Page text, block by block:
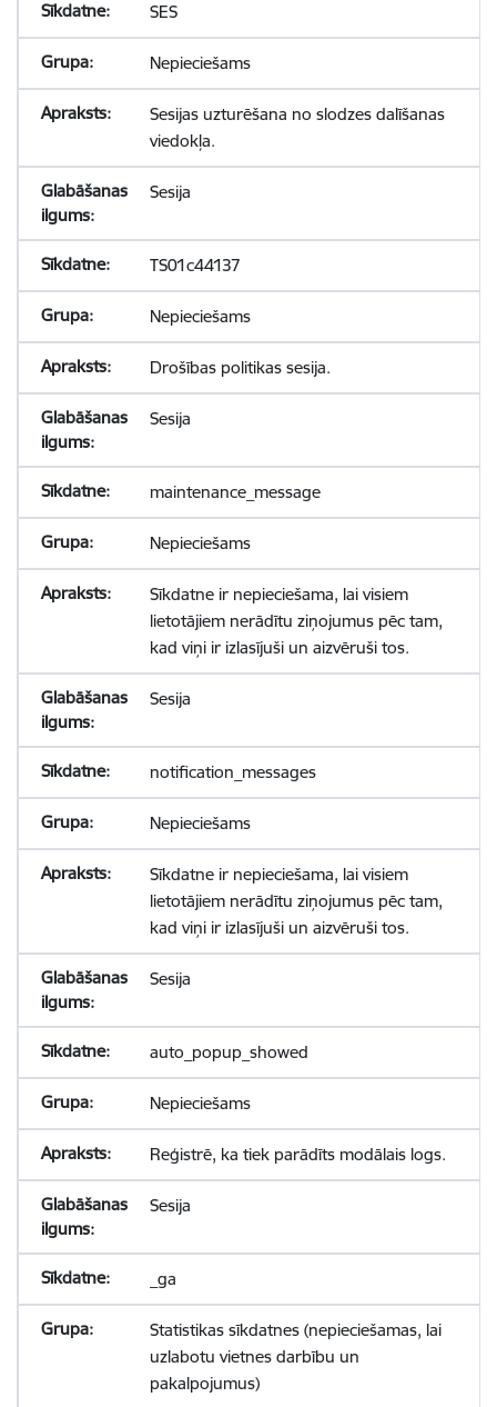
SES
Nepieciešams
Sesijas uzturēšana no slodzes dalīšanas
viedokļa.
Sesija
TS01c44137
Nepieciešams
Drošības politikas sesija.
Sesija
maintenance_message
Nepieciešams
Sīkdatne ir nepieciešama, lai visiem
lietotājiem nerādītu ziņojumus pēc tam,
kad viņi ir izlasījuši un aizvēruši tos.
Sesija
notification_messages
Nepieciešams
Sīkdatne ir nepieciešama, lai visiem
lietotājiem nerādītu ziņojumus pēc tam,
kad viņi ir izlasījuši un aizvēruši tos.
Sesija
auto_popup_showed
Nepieciešams
Reģistrē, ka tiek parādīts modālais logs.
Sesija
_ga
Statistikas sīkdatnes (nepieciešamas, lai
uzlabotu vietnes darbību un
pakalpojumus)